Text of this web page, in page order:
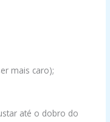
mais caro);
até o dobro do